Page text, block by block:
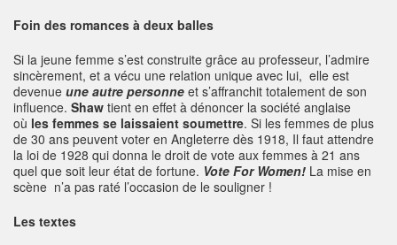
Foin des romances à deux balles
Si la jeune femme s’est construite grâce au professeur, l’admire
sincèrement, et a vécu une relation unique avec lui, elle est
devenue une autre personne et s’affranchit totalement de son
influence. Shaw tient en effet à dénoncer la société anglaise
où les femmes se laissaient soumettre. Si les femmes de plus
de 30 ans peuvent voter en Angleterre dès 1918, Il faut attendre
la loi de 1928 qui donna le droit de vote aux femmes à 21 ans
quel que soit leur état de fortune. Vote For Women! La mise en
scène n’a pas raté l’occasion de le souligner !
Les textes